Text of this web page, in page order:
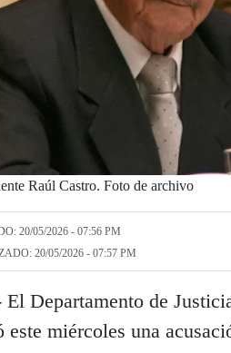
Raúl Castro. Foto de archivo
20/05/2026 - 07:56 PM
20/05/2026 - 07:57 PM
Departamento de
este miércoles una